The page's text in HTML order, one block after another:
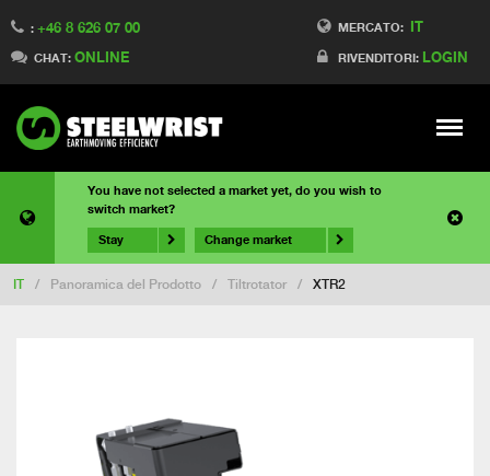
MERCATO: IT
RIVENDITORI: LOGIN
: +46 8 626 07 00
CHAT: ONLINE
Meny
You have not selected a market yet, do you wish to
switch market?
Stay Change market
IT / Panoramica del Prodotto / Tiltrotator / XTR2